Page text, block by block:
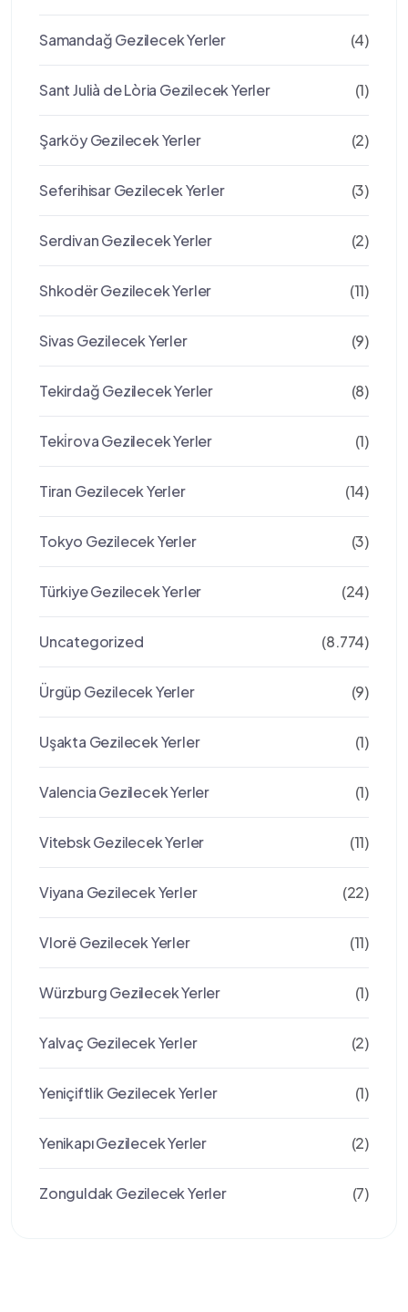
Samandağ Gezilecek Yerler (4)
Sant Julià de Lòria Gezilecek Yerler (1)
Şarköy Gezilecek Yerler (2)
Seferihisar Gezilecek Yerler (3)
Serdivan Gezilecek Yerler (2)
Shkodër Gezilecek Yerler (11)
Sivas Gezilecek Yerler (9)
Tekirdağ Gezilecek Yerler (8)
Teki̇rova Gezilecek Yerler (1)
Tiran Gezilecek Yerler (14)
Tokyo Gezilecek Yerler (3)
Türkiye Gezilecek Yerler (24)
Uncategorized (8.774)
Ürgüp Gezilecek Yerler (9)
Uşakta Gezilecek Yerler (1)
Valencia Gezilecek Yerler (1)
Vitebsk Gezilecek Yerler (11)
Viyana Gezilecek Yerler (22)
Vlorë Gezilecek Yerler (11)
Würzburg Gezilecek Yerler (1)
Yalvaç Gezilecek Yerler (2)
Yeniçiftlik Gezilecek Yerler (1)
Yenikapı Gezilecek Yerler (2)
Zonguldak Gezilecek Yerler (7)